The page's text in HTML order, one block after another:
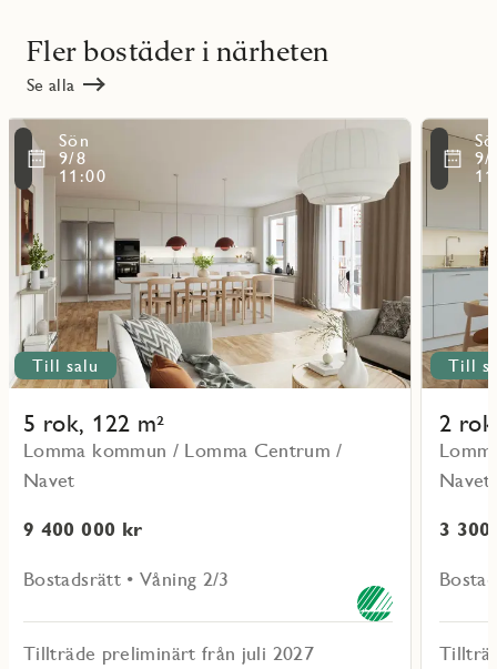
Fler bostäder i närheten
Se alla
Till salu
5 rok, 122 m²
Lomma kommun / Lomma Centrum /
Navet
9 400 000 kr
Bostadsrätt • Våning 2/3
Tillträde preliminärt från juli 2027
Sön
9/8
11:00
Läs
mer
objekt
11202
Till
2
Navet
3
9/
Läs
mer
objekt